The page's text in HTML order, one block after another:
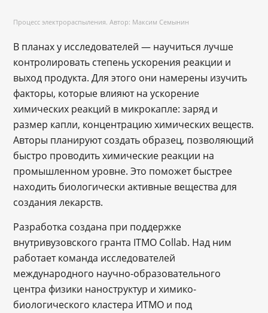
Процесс электрораспыления. Автор: Максим Семынин
В планах у исследователей — научиться лучше
контролировать степень ускорения реакции и
выход продукта. Для этого они намерены изучить
факторы, которые влияют на ускорение
химических реакций в микрокапле: заряд и
размер капли, концентрацию химических веществ.
Авторы планируют создать образец, позволяющий
быстро проводить химические реакции на
промышленном уровне. Это поможет быстрее
находить биологически активные вещества для
создания лекарств.
Разработка создана при поддержке
внутривузовского гранта ITMO Collab. Над ним
работает команда исследователей
международного научно-образовательного
центра физики наноструктур и химико-
биологического кластера ИТМО и под